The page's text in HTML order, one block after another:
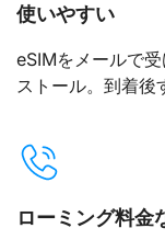
使いやすい
eSIMをメールで
ストール。到着後
ローミング料金